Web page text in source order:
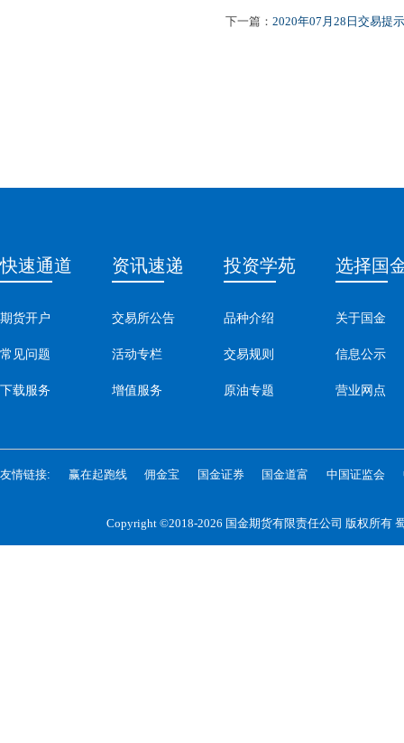
下一篇： 2020年07月28日交易提示
快速通道
期货开户
常见问题
下载服务
资讯速递
交易所公告
活动专栏
增值服务
投资学苑
品种介绍
交易规则
原油专题
选择国
关于国金
信息公示
营业网点
友情链接: 赢在起跑线 佣金宝 国金证券 国金道富 中国证监会
Copyright ©2018-2026 国金期货有限责任公司 版权所有